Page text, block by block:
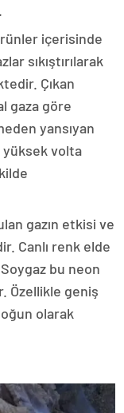
içerisinde
sıkıştırılarak
Çıkan
gaza göre
yansıyan
yüksek volta
gazın etkisi ve
Canlı renk elde
bu neon
Özellikle geniş
olarak